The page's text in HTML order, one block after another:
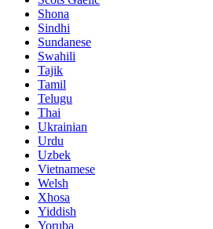
Shona
Sindhi
Sundanese
Swahili
Tajik
Tamil
Telugu
Thai
Ukrainian
Urdu
Uzbek
Vietnamese
Welsh
Xhosa
Yiddish
Yoruba